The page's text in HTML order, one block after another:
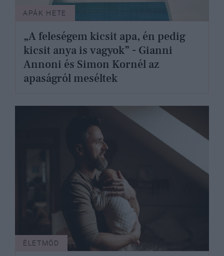
APÁK HETE
„A feleségem kicsit apa, én pedig
kicsit anya is vagyok” - Gianni
Annoni és Simon Kornél az
apaságról meséltek
ÉLETMÓD